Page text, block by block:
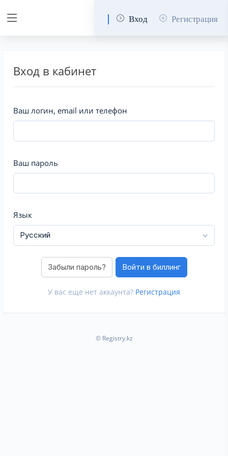
Вход Регистрация
Вход в кабинет
Ваш логин, email или телефон
Ваш пароль
Язык
Забыли пароль?
У вас еще нет аккаунта? Регистрация
© Registry.kz